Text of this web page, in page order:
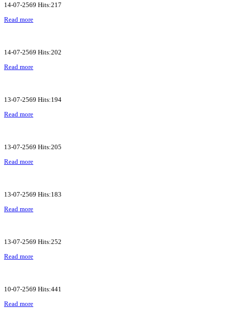
14-07-2569 Hits:217
Read more
14-07-2569 Hits:202
Read more
13-07-2569 Hits:194
Read more
13-07-2569 Hits:205
Read more
13-07-2569 Hits:183
Read more
13-07-2569 Hits:252
Read more
10-07-2569 Hits:441
Read more